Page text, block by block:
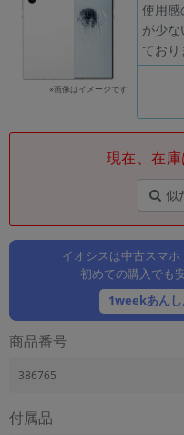
※画像はイメージです
使用感
が少
ており
現在、在庫
似
イオシスは中古スマ
初めての購入でも
1weekあんし
商品番号
386765
付属品
フリーワード
人気の検索ワード： Let's note
「スマートフォン」「タブレット」など
メーカー
製造、販売メーカーの絞り込み
機能・特徴
商品の搭載機能による絞り込み